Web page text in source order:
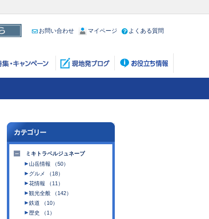
お問い合わせ マイページ よくある質問
ミキトラベルジュネーブ
山岳情報 （50）
グルメ （18）
花情報 （11）
観光全般 （142）
鉄道 （10）
歴史 （1）